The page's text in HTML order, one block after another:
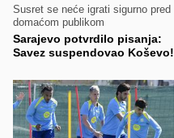
Susret se neće igrati sigurno pred
domaćom publikom
Sarajevo potvrdilo pisanja:
Savez suspendovao Koševo!